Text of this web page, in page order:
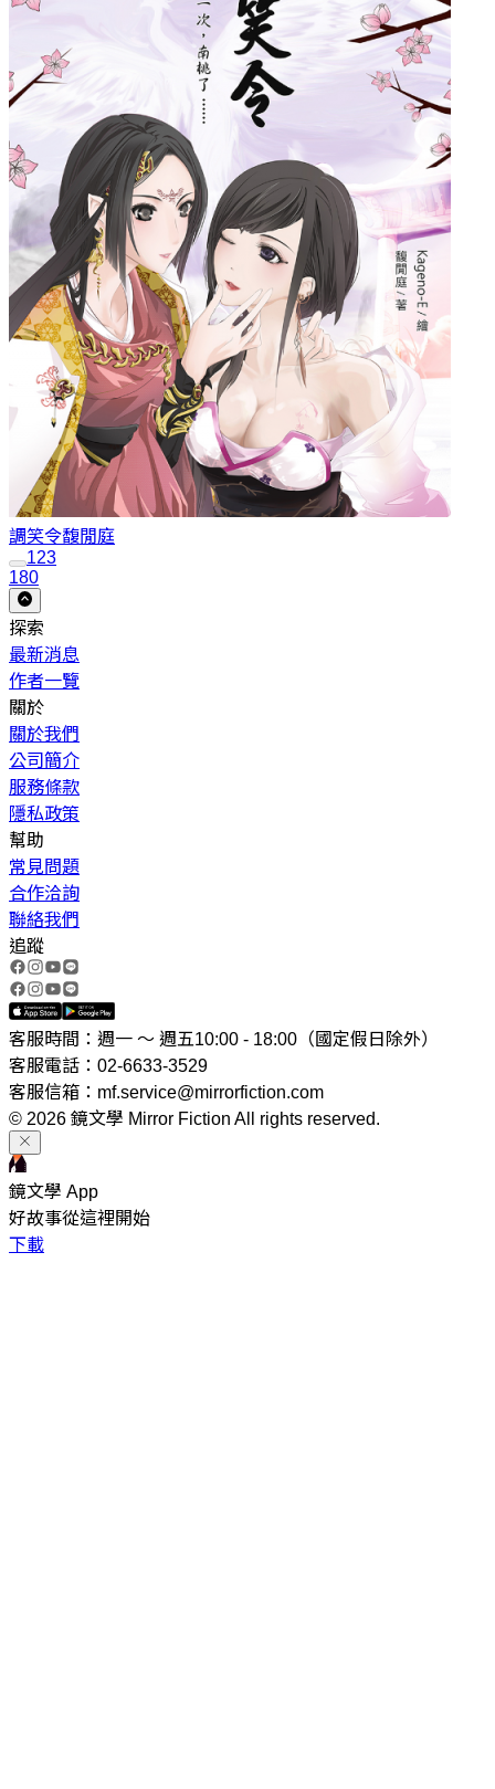
調笑令馥閒庭
123
180
探索
最新消息
作者一覽
關於
關於我們
公司簡介
服務條款
隱私政策
幫助
常見問題
合作洽詢
聯絡我們
追蹤
客服時間：週一 ～ 週五10:00 - 18:00（國定假日除外）
客服電話：02-6633-3529
客服信箱：mf.service@mirrorfiction.com
© 2026 鏡文學 Mirror Fiction All rights reserved.
鏡文學 App
好故事從這裡開始
下載